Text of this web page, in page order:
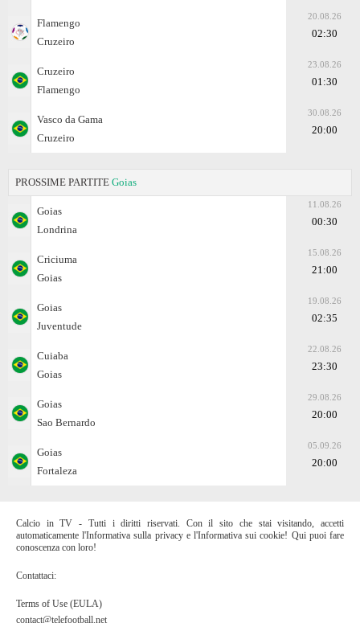
Flamengo
Cruzeiro
20.08.26
02:30
Cruzeiro
Flamengo
23.08.26
01:30
Vasco da Gama
Cruzeiro
30.08.26
20:00
PROSSIME PARTITE Goias
Goias
Londrina
11.08.26
00:30
Criciuma
Goias
15.08.26
21:00
Goias
Juventude
19.08.26
02:35
Cuiaba
Goias
22.08.26
23:30
Goias
Sao Bernardo
29.08.26
20:00
Goias
Fortaleza
05.09.26
20:00
Calcio in TV - Tutti i diritti riservati. Con il sito che stai visitando, accetti
automaticamente l'Informativa sulla privacy e l'Informativa sui cookie! Qui puoi fare
conoscenza con loro!
Contattaci:
Terms of Use (EULA)
contact@telefootball.net